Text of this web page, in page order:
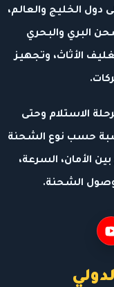
الخليج والعالم،
البري والبحري
الأثاث، وتجهيز
الاستلام وحتى
حسب نوع الشحنة
الأمان، السرعة،
وصول الشحنة.